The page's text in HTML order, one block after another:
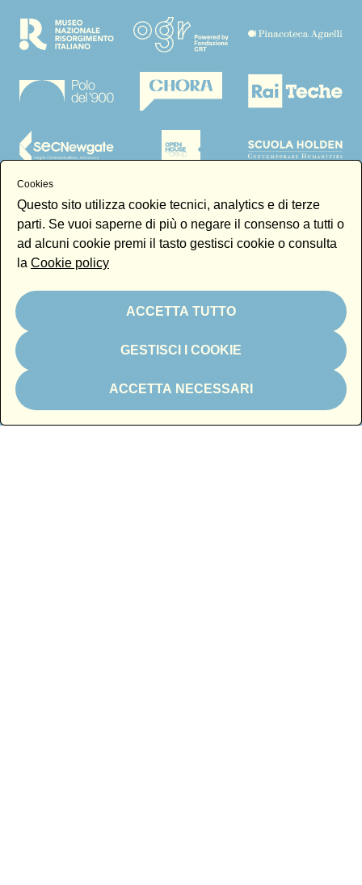
Partner tecnici
Magazine partner
Cookies
Questo sito utilizza cookie tecnici, analytics e di terze
parti. Se vuoi saperne di più o negare il consenso a tutti o
ad alcuni cookie premi il tasto gestisci cookie o consulta
la Cookie policy
ACCETTA TUTTO
GESTISCI I COOKIE
ACCETTA NECESSARI